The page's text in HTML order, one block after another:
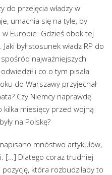
do przejęcia władzy w
umacnia się na tyle, by
Europie. Gdzieś obok tej
był stosunek władz RP do
najważniejszych
i co o tym pisała
do Warszawy przyjechał
Czy Niemcy naprawdę
kilka miesięcy przed wojną
na Polskę?
mnóstwo artykułów,
[…] Dlatego coraz trudniej
która rozbudziłaby to